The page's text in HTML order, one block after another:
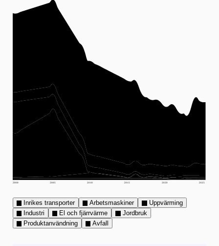
2000 2005 2010 2015 2020 2025
Inrikes transporter Arbetsmaskiner
Uppvärming
Industri
El och fjärrvärme
Jordbruk
Produktanvändning
Avfall